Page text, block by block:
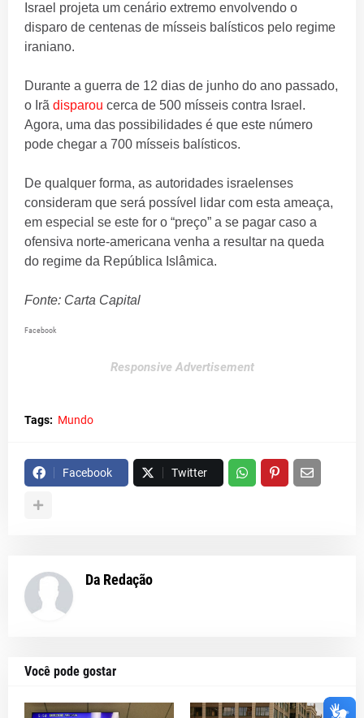
Israel projeta um cenário extremo envolvendo o
disparo de centenas de mísseis balísticos pelo regime
iraniano.
Durante a guerra de 12 dias de junho do ano passado,
o Irã disparou cerca de 500 mísseis contra Israel.
Agora, uma das possibilidades é que este número
pode chegar a 700 mísseis balísticos.
De qualquer forma, as autoridades israelenses
consideram que será possível lidar com esta ameaça,
em especial se este for o “preço” a se pagar caso a
ofensiva norte-americana venha a resultar na queda
do regime da República Islâmica.
Fonte: Carta Capital
Facebook
Responsive Advertisement
Tags: Mundo
Facebook Twitter
Da Redação
Você pode gostar